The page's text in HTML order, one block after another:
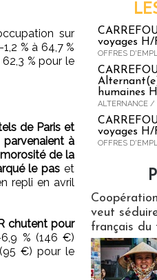
sur
% à 64,7 %
% pour le
de Paris et
à
de la
le pas et
repli en avril
chutent pour
% (146 €)
€) pour le
voyages H/
OFFRES
humaines
ALTERNANCE /
voyages
OFFRES
veut
français du